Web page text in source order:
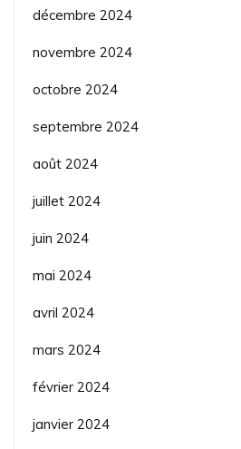
décembre 2024
novembre 2024
octobre 2024
septembre 2024
août 2024
juillet 2024
juin 2024
mai 2024
avril 2024
mars 2024
février 2024
janvier 2024